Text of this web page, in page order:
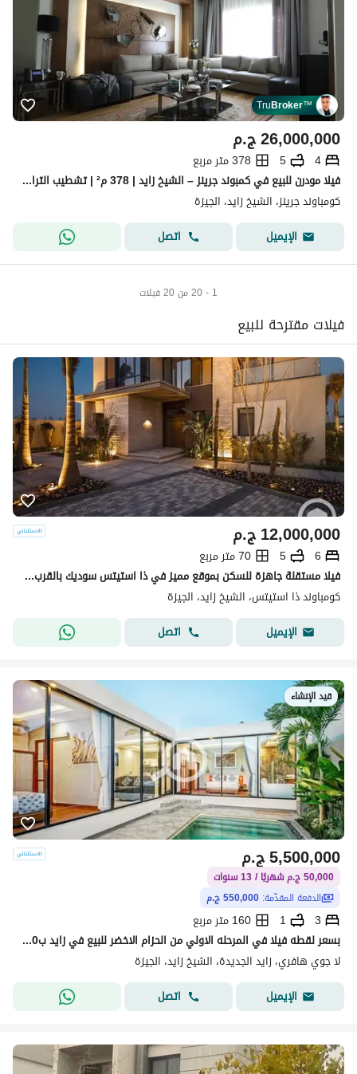
TruBroker™
ج.م26,000,000
4
5
378 متر مربع
فيلا مودرن للبيع في كمبوند جرينز – الشيخ زايد | 378 م² | تشطيب الترا لوكس
كومباوند جرينز، الشيخ زايد، الجيزة
الإيميل
اتصل
1 - 20 من 20 فيلات
فيلات مقترحة للبيع
ج.م12,000,000
6
5
70 متر مربع
فيلا مستقلة جاهزة للسكن بموقع مميز في ذا استيتس سوديك بالقرب من بيفرلي هيلز
كومباوند ذا استيتس، الشيخ زايد، الجيزة
الإيميل
اتصل
قيد الإنشاء
ج.م5,500,000
50,000 ج.م شهريًا / 13 سنوات
الدفعة المقدّمة: 550,000 ج.م
3
1
160 متر مربع
بسعر لقطه فيلا في المرحله الاولي من الحزام الاخضر للبيع في زايد ب550 الف مقدم 160م+93م رروف بأرخص قسط شهري
لا جوي هافري، زايد الجديدة، الشيخ زايد، الجيزة
الإيميل
اتصل